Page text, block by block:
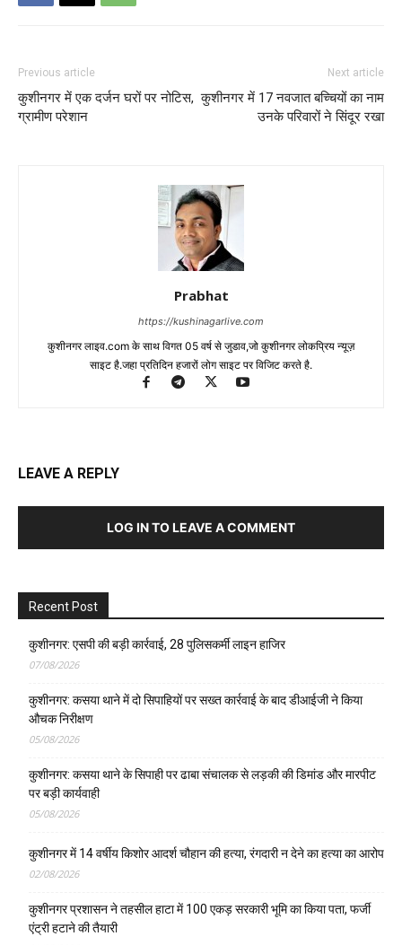
Previous article
कुशीनगर में एक दर्जन घरों पर नोटिस,
ग्रामीण परेशान
Next article
कुशीनगर में 17 नवजात बच्चियों का नाम
उनके परिवारों ने सिंदूर रखा
Prabhat
https://kushinagarlive.com
कुशीनगर लाइव.com के साथ विगत 05 वर्ष से जुडाव,जो कुशीनगर लोकप्रिय न्यूज़
साइट है.जहा प्रतिदिन हजारों लोग साइट पर विजिट करते है.
LEAVE A REPLY
LOG IN TO LEAVE A COMMENT
Recent Post
कुशीनगर: एसपी की बड़ी कार्रवाई, 28 पुलिसकर्मी लाइन हाजिर
07/08/2026
कुशीनगर: कसया थाने में दो सिपाहियों पर सख्त कार्रवाई के बाद डीआईजी ने किया
औचक निरीक्षण
05/08/2026
कुशीनगर: कसया थाने के सिपाही पर ढाबा संचालक से लड़की की डिमांड और मारपीट
पर बड़ी कार्यवाही
05/08/2026
कुशीनगर में 14 वर्षीय किशोर आदर्श चौहान की हत्या, रंगदारी न देने का हत्या का आरोप
02/08/2026
कुशीनगर प्रशासन ने तहसील हाटा में 100 एकड़ सरकारी भूमि का किया पता, फर्जी
एंट्री हटाने की तैयारी